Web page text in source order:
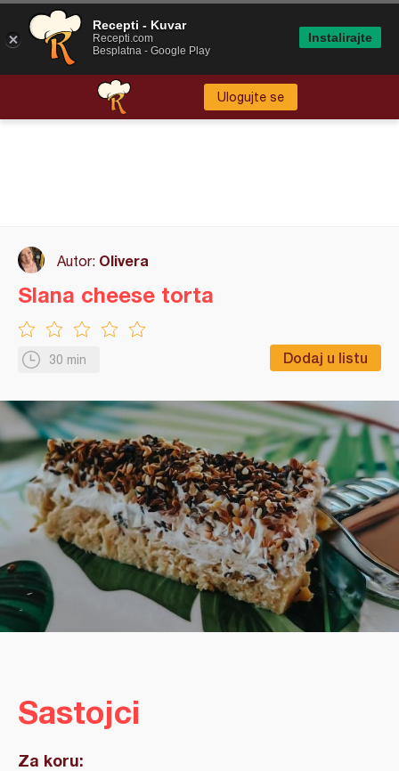
Ulogujte se
Autor: Olivera
30 min Dodaj u listu
Slana cheese torta
Sastojci
Za koru:
Recepti - Kuvar
Recepti.com
Besplatna - Google Play
Instalirajte